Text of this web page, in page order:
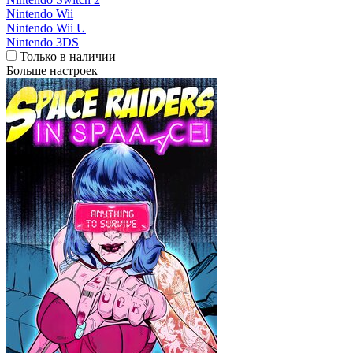
Nintendo Wii
Nintendo Wii U
Nintendo 3DS
Только в наличии
Больше настроек